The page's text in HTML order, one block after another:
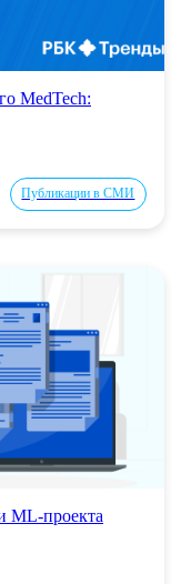
MedTech:
Публикации в СМИ
ML-проекта